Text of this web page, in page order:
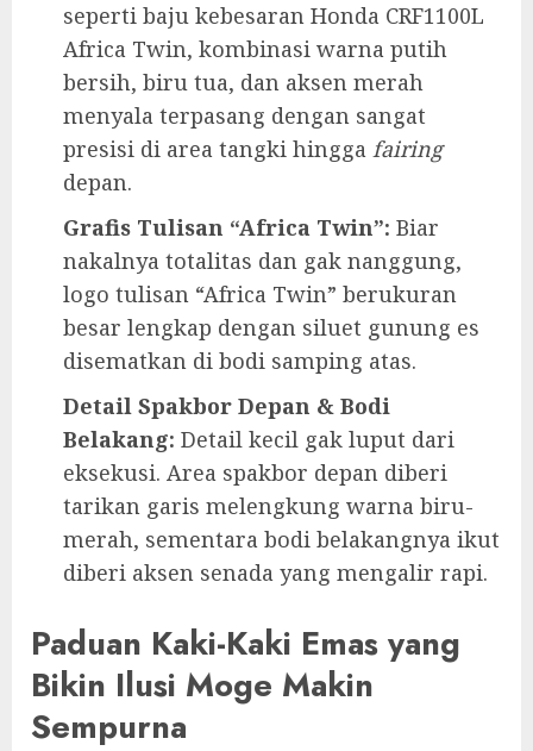
seperti baju kebesaran Honda CRF1100L
Africa Twin, kombinasi warna putih
bersih, biru tua, dan aksen merah
menyala terpasang dengan sangat
presisi di area tangki hingga fairing
depan.
Grafis Tulisan “Africa Twin”: Biar
nakalnya totalitas dan gak nanggung,
logo tulisan “Africa Twin” berukuran
besar lengkap dengan siluet gunung es
disematkan di bodi samping atas.
Detail Spakbor Depan & Bodi
Belakang: Detail kecil gak luput dari
eksekusi. Area spakbor depan diberi
tarikan garis melengkung warna biru-
merah, sementara bodi belakangnya ikut
diberi aksen senada yang mengalir rapi.
Paduan Kaki-Kaki Emas yang
Bikin Ilusi Moge Makin
Sempurna